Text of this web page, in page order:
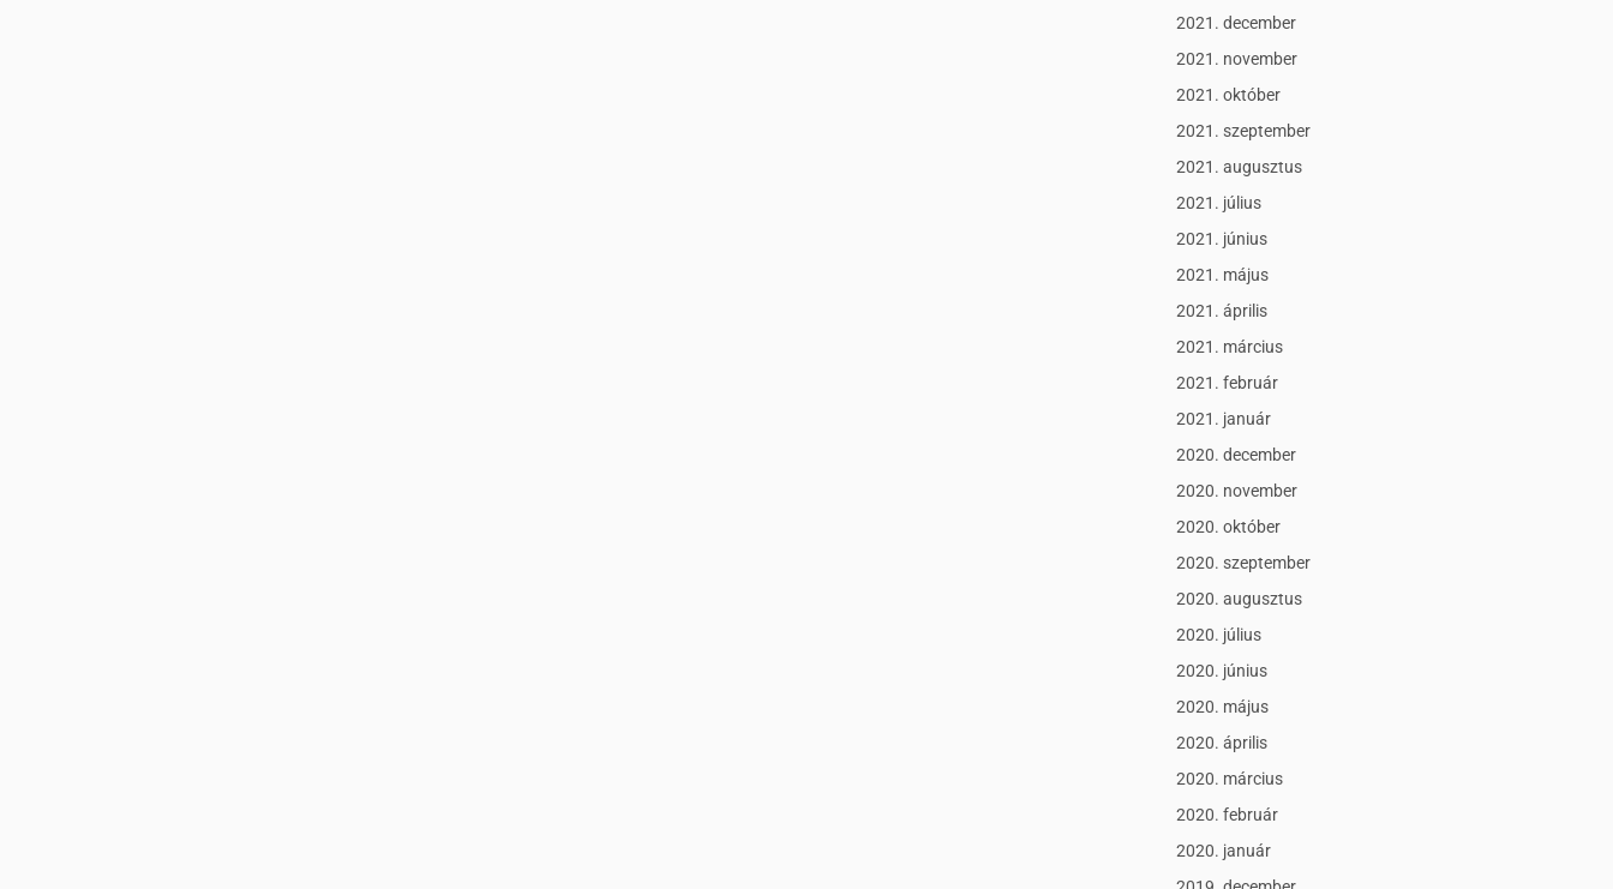
2021. december
2021. november
2021. október
2021. szeptember
2021. augusztus
2021. július
2021. június
2021. május
2021. április
2021. március
2021. február
2021. január
2020. december
2020. november
2020. október
2020. szeptember
2020. augusztus
2020. július
2020. június
2020. május
2020. április
2020. március
2020. február
2020. január